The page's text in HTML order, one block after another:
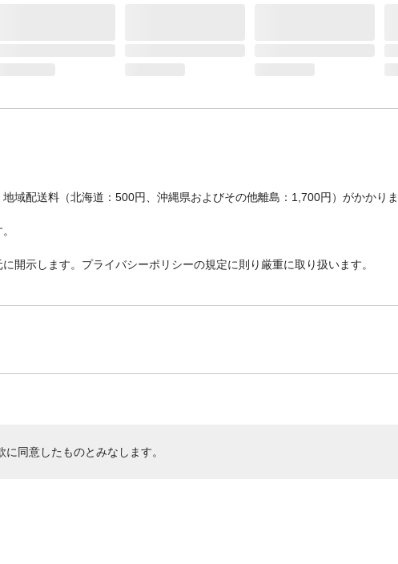
域配送料（北海道：500円、沖縄県およびその他離島：1,700円）がかかり
開示します。プライバシーポリシーの規定に則り厳重に取り扱います。
同意したものとみなします。